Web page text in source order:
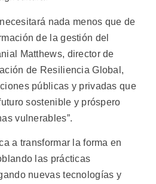
nada menos que de
de la gestión del
Matthews, director de
de Resiliencia Global,
públicas y privadas que
sostenible y próspero
vulnerables”.
a transformar la forma en
las prácticas
nuevas tecnologías y